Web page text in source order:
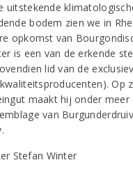
uitstekende
bodem zien we in
opkomst van
is een van de erkende
lid van de
Op
maakt hij onder
van